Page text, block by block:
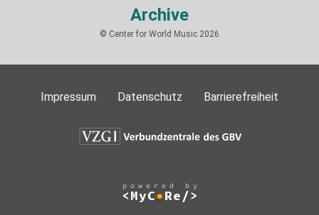
Archive
© Center for World Music 2026
Impressum Datenschutz Barrierefreiheit